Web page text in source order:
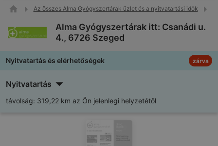
Az összes Alma Gyógyszertárak üzlet és a nyitvatartási idők
Alma Gyógyszertárak itt: Csanádi u.
4., 6726 Szeged
Nyitvatartás és elérhetőségek zárva
Nyitvatartás
távolság: 319,22 km az Ön jelenlegi helyzetétől